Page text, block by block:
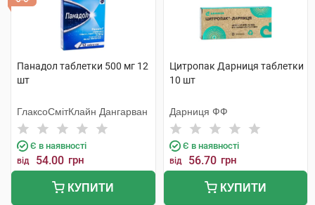
Панадол таблетки 500 мг 12
шт
ГлаксоСмітКлайн Дангарван
Є в наявності
від 54.00 грн
КУПИТИ
Цитропак Дарниця таблетки
10 шт
Дарниця ФФ
Є в наявності
від 56.70 грн
КУПИТИ